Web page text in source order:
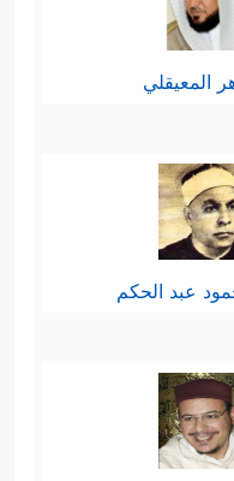
المعيقلي
عبد الحكم